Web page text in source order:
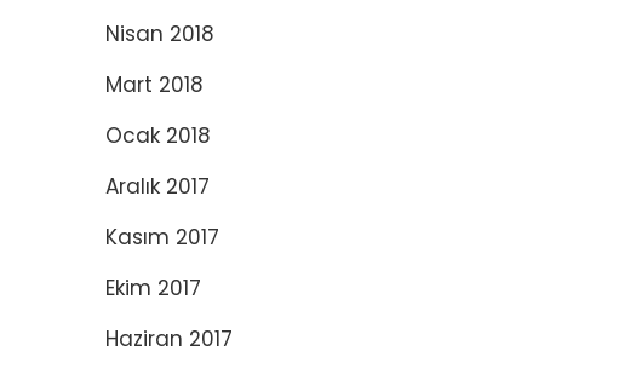
Nisan 2018
Mart 2018
Ocak 2018
Aralık 2017
Kasım 2017
Ekim 2017
Haziran 2017